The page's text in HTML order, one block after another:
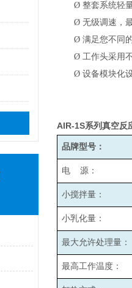
Ø 整套系统轻
Ø 无级调速，
Ø 满足您不同
Ø 工作头采用
Ø 设备模块化
AIR-1S系列真空反
品牌型号：
电 源：
小搅拌量：
小乳化量：
最大允许处理量：
最高工作温度：